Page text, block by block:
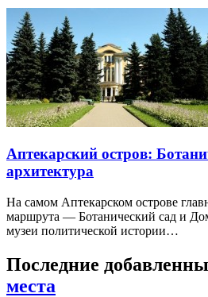
Аптекарский остров:
архитектура
На самом Аптекарском острове
маршрута — Ботанический сад и
музеи политической истории…
Последние
места